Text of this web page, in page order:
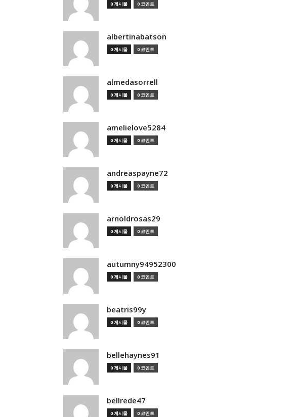
0 게시물 0 코멘트
albertinabatson
0 게시물 0 코멘트
almedasorrell
0 게시물 0 코멘트
amelielove5284
0 게시물 0 코멘트
andreaspayne72
0 게시물 0 코멘트
arnoldrosas29
0 게시물 0 코멘트
autumny94952300
0 게시물 0 코멘트
beatris99y
0 게시물 0 코멘트
bellehaynes91
0 게시물 0 코멘트
bellrede47
0 게시물 0 코멘트